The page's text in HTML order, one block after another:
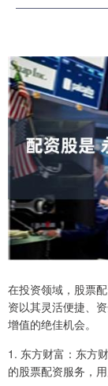
在投资领域，股票
资以其灵活便捷、
增值的绝佳机会。
1. 东方财富：东方
的股票配资服务，